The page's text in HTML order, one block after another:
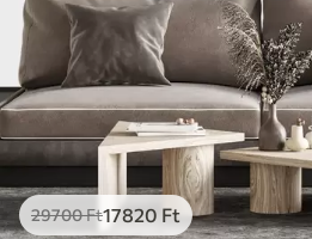
29700Ft17820 Ft